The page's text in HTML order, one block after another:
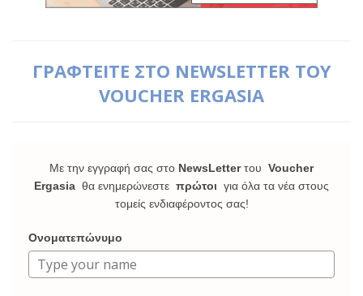
ΓΡΑΦΤΕΙΤΕ ΣΤΟ NEWSLETTER ΤΟΥ
VOUCHER ERGASIA
Με την εγγραφή σας στο NewsLetterτου Voucher
Ergasia θα ενημερώνεστε πρώτοι για όλα τα νέα στους
τομείς ενδιαφέροντος σας!
Ονοματεπώνυμο